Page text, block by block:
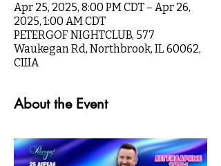
Apr 25, 2025, 8:00 PM CDT – Apr 26,
2025, 1:00 AM CDT
PETERGOF NIGHTCLUB, 577
Waukegan Rd, Northbrook, IL 60062,
США
About the Event